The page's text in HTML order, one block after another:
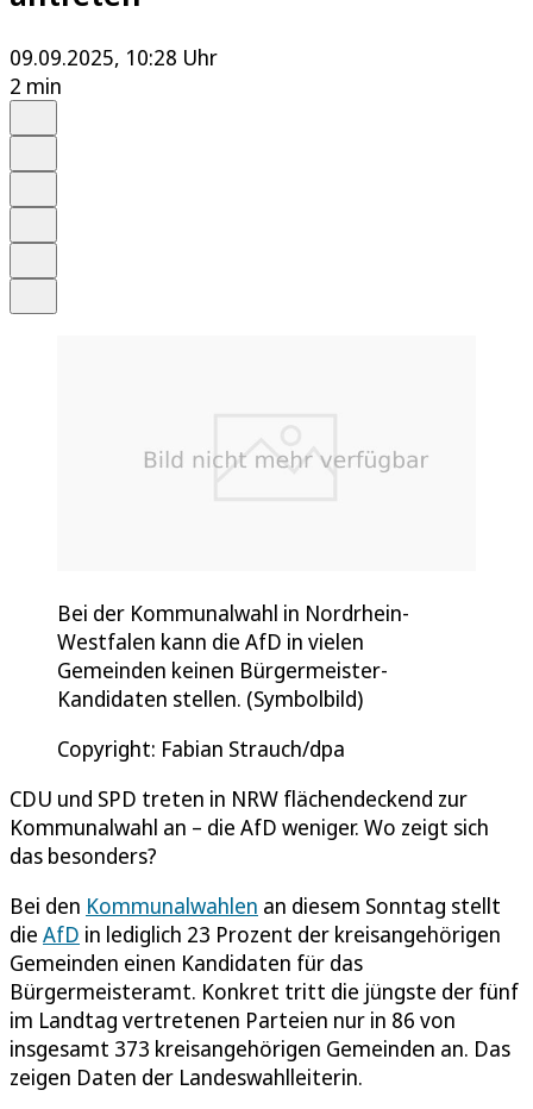
09.09.2025, 10:28 Uhr
2 min
Bei der Kommunalwahl in Nordrhein-
Westfalen kann die AfD in vielen
Gemeinden keinen Bürgermeister-
Kandidaten stellen. (Symbolbild)
Copyright: Fabian Strauch/dpa
CDU und SPD treten in NRW flächendeckend zur
Kommunalwahl an – die AfD weniger. Wo zeigt sich
das besonders?
Bei den Kommunalwahlen an diesem Sonntag stellt
die AfD in lediglich 23 Prozent der kreisangehörigen
Gemeinden einen Kandidaten für das
Bürgermeisteramt. Konkret tritt die jüngste der fünf
im Landtag vertretenen Parteien nur in 86 von
insgesamt 373 kreisangehörigen Gemeinden an. Das
zeigen Daten der Landeswahlleiterin.